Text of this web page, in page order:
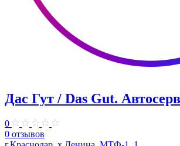
Дас Гут / Das Gut.
0
0 отзывов